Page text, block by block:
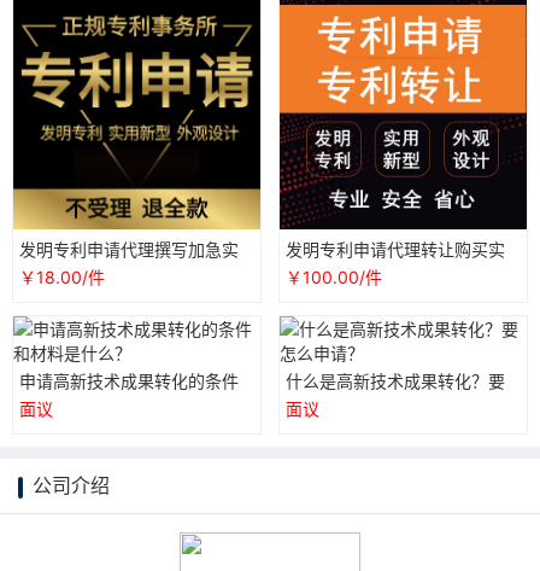
发明专利申请代理撰写加急实
用新型评估外观设计国际PCT
成果转化
￥18.00/件
发明专利申请代理转让购买实
用新型成果转化评估外观设计P
￥100.00/件
申请高新技术成果转化的条件
和材料是什么？
面议
什么是高新技术成果转化？要
怎么申请？
面议
公司介绍